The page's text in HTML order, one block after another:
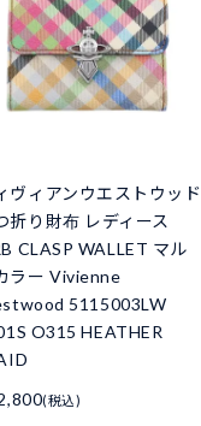
ヴィアンウエストウッド
折り財布 レディース
CLASP WALLET マル
ラー Vivienne
5115003LW
O315 HEATHER
(税込)